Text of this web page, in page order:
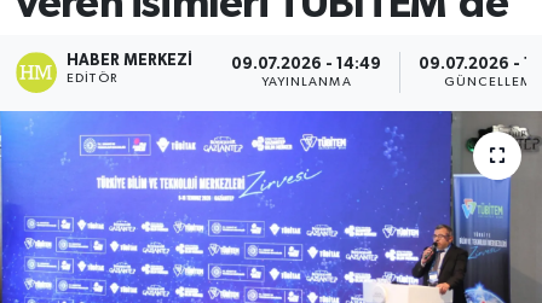
HABER MERKEZI
EDITÖR
09.07.2026 - 14:49
YAYINLANMA
09.07.2026 -
GÜNCELLEME